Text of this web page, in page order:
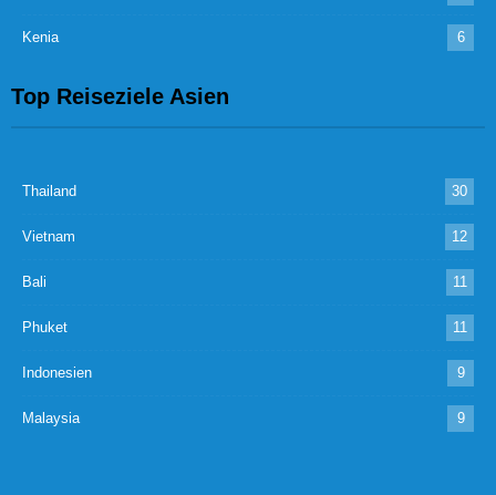
Kenia 6
Top Reiseziele Asien
Thailand 30
Vietnam 12
Bali 11
Phuket 11
Indonesien 9
Malaysia 9